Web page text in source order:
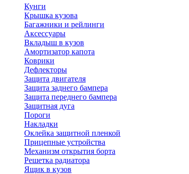
Кунги
Крышка кузова
Багажники и рейлинги
Аксессуары
Вкладыш в кузов
Амортизатор капота
Коврики
Дефлекторы
Защита двигателя
Защита заднего бампера
Защита переднего бампера
Защитная дуга
Пороги
Накладки
Оклейка защитной пленкой
Прицепные устройства
Механизм открытия борта
Решетка радиатора
Ящик в кузов